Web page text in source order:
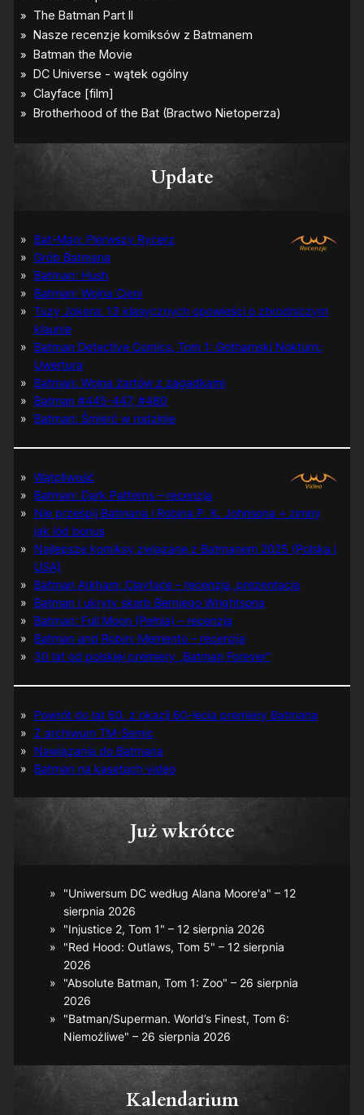
Update
Bat-Man: Pierwszy Rycerz
Grób Batmana
Batman: Hush
Batman: Wojna Cieni
Tuzy Jokera: 13 klasycznych opowieści o zbrodniczym
klaunie
Batman Detective Comics, Tom 1: Gothamski Nokturn:
Uwertura
Batman: Wojna żartów z zagadkami
Batman #445-447, #480
Batman: Śmierć w rodzinie
Wątpliwość
Batman: Dark Patterns – recenzja
Nie prześpij Batmana i Robina P. K. Johnsona + zimny
jak lód bonus
Najlepsze komiksy związane z Batmanem 2025 (Polska i
USA)
Batman Arkham: Clayface – recenzja, prezentacja
Batman i ukryty skarb Berniego Wrightsona
Batman: Full Moon (Pełnia) – recenzja
Batman and Robin: Memento – recenzja
30 lat od polskiej premiery „Batman Forever”
Powrót do lat 60. z okazji 60-lecia premiery Batmana
Z archiwum TM-Semic
Nawiązania do Batmana
Batman na kasetach video
Już wkrótce
"Uniwersum DC według Alana Moore'a" – 12
sierpnia 2026
"Injustice 2, Tom 1" – 12 sierpnia 2026
"Red Hood: Outlaws, Tom 5" – 12 sierpnia
2026
"Absolute Batman, Tom 1: Zoo" – 26 sierpnia
2026
"Batman/Superman. World’s Finest, Tom 6:
Niemożliwe" – 26 sierpnia 2026
Kalendarium